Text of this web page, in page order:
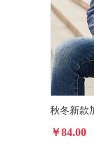
￥84.00